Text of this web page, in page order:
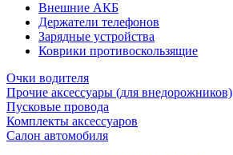
Внешние АКБ
Держатели телефонов
Зарядные устройства
Коврики противоскользящие
Очки водителя
Прочие аксессуары (для внедорожников)
Пусковые провода
Комплекты аксессуаров
Салон автомобиля